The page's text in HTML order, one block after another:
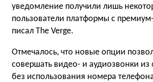
уведомление получили лишь
пользователи платформы с
писал The Verge.
Отмечалось, что новые опции
совершать видео- и аудиозвонки из
без использования номера